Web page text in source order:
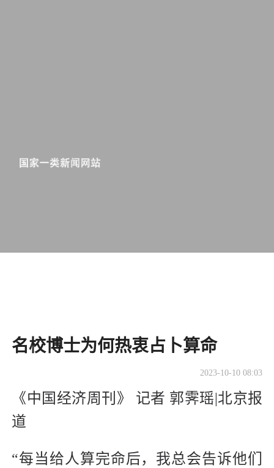
名校博士为何热衷占卜算命
2023-10-10 08:03
《中国经济周刊》 记者 郭霁瑶|北京报
道
“每当给人算完命后，我总会告诉他们